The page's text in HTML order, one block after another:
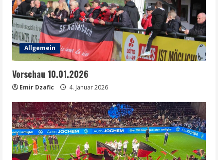
Allgemein
Vorschau 10.01.2026
Emir Dzafic 4. Januar 2026